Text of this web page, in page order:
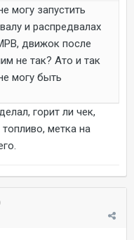
могу запустить
и распредвалах
движок после
не так? Ато и так
могу быть
горит ли чек,
метка на